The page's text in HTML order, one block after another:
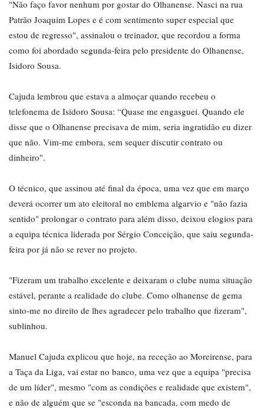
"Não faço favor nenhum por gostar do Olhanense. Nasci na rua
Patrão Joaquim Lopes e é com sentimento super especial que
estou de regresso", assinalou o treinador, que recordou a forma
como foi abordado segunda-feira pelo presidente do Olhanense,
Isidoro Sousa.
Cajuda lembrou que estava a almoçar quando recebeu o
telefonema de Isidoro Sousa: “Quase me engasguei. Quando ele
disse que o Olhanense precisava de mim, seria ingratidão eu dizer
que não. Vim-me embora, sem sequer discutir contrato ou
dinheiro".
O técnico, que assinou até final da época, uma vez que em março
deverá ocorrer um ato eleitoral no emblema algarvio e "não fazia
sentido" prolongar o contrato para além disso, deixou elogios para
a equipa técnica liderada por Sérgio Conceição, que saiu segunda-
feira por já não se rever no projeto.
"Fizeram um trabalho excelente e deixaram o clube numa situação
estável, perante a realidade do clube. Como olhanense de gema
sinto-me no direito de lhes agradecer pelo trabalho que fizeram",
sublinhou.
Manuel Cajuda explicou que hoje, na receção ao Moreirense, para
a Taça da Liga, vai estar no banco, uma vez que a equipa "precisa
de um líder", mesmo "com as condições e realidade que existem",
e não de alguém que se "esconda na bancada, com medo de